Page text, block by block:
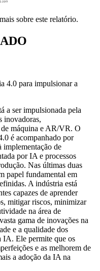
sobre este relatório.
4.0 para impulsionar a
a ser impulsionada pela
inovadoras,
máquina e AR/VR. O
é acompanhado por
implementação de
por IA e processos
Nas últimas duas
papel fundamental em
A indústria está
capazes de aprender
mitigar riscos, minimizar
na área de
gama de inovações na
e a qualidade dos
IA. Ele permite que os
e as melhorem de
a adoção da IA ​​na